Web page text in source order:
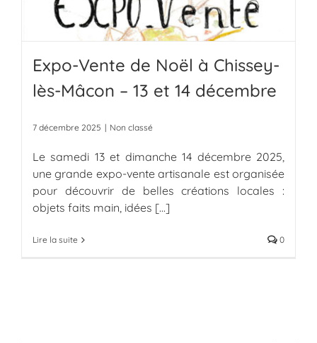
Expo-Vente de Noël à Chissey-
lès-Mâcon – 13 et 14 décembre
7 décembre 2025 | Non classé
Le samedi 13 et dimanche 14 décembre 2025,
une grande expo-vente artisanale est organisée
pour découvrir de belles créations locales :
objets faits main, idées [...]
Lire la suite 0